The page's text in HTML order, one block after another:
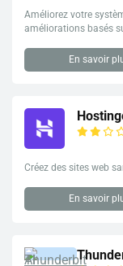
Améliorez votre
améliorations basés
En savoir
Créez des sites web
En savoir